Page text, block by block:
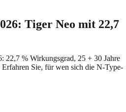
Tiger Neo mit 22,7
22,7 % Wirkungsgrad, 25 + 30 Jahre
Sie, für wen sich die N-Type-